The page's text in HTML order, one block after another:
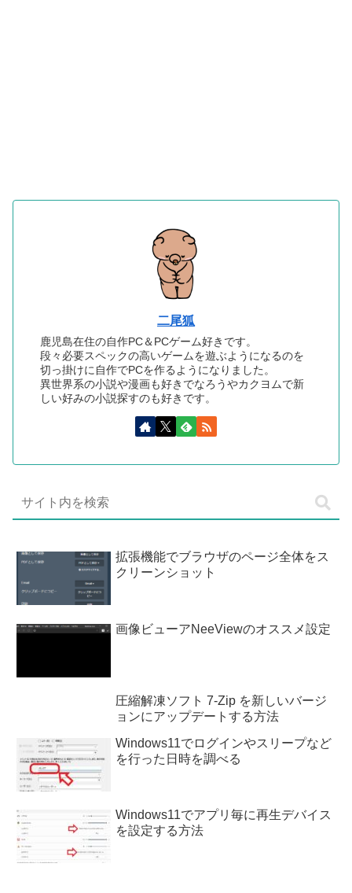
二尾狐
鹿児島在住の自作PC＆PCゲーム好きです。
段々必要スペックの高いゲームを遊ぶようになるのを
切っ掛けに自作でPCを作るようになりました。
異世界系の小説や漫画も好きでなろうやカクヨムで新
しい好みの小説探すのも好きです。
拡張機能でブラウザのページ全体をス
クリーンショット
画像ビューアNeeViewのオススメ設定
圧縮解凍ソフト 7-Zip を新しいバージ
ョンにアップデートする方法
Windows11でログインやスリープなど
を行った日時を調べる
Windows11でアプリ毎に再生デバイス
を設定する方法